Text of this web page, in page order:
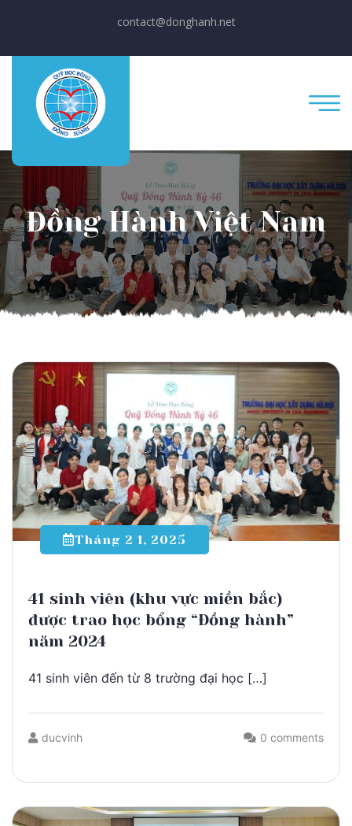
contact@donghanh.net
Đồng Hành Việt Nam
Tháng 2 1, 2025
41 sinh viên (khu vực miền bắc)
được trao học bổng “Đồng hành”
năm 2024
41 sinh viên đến từ 8 trường đại học […]
ducvinh 0 comments